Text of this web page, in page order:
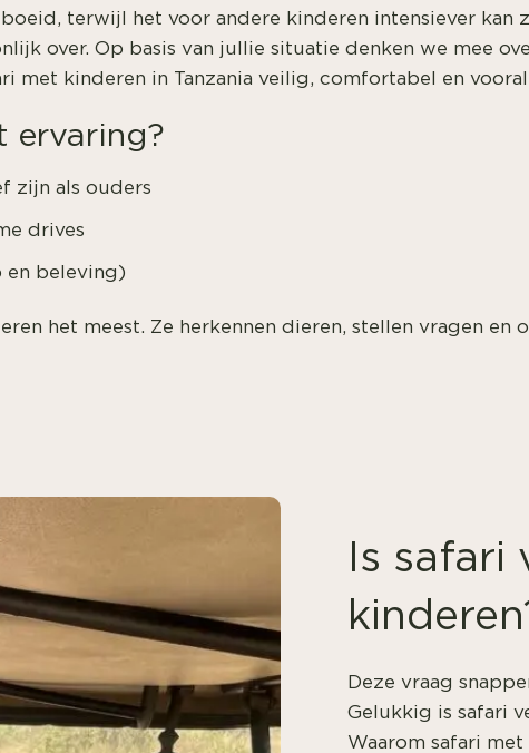
terwijl het voor andere kinderen intensiever kan
over. Op basis van jullie situatie denken we mee
met kinderen in Tanzania veilig, comfortabel en
ervaring?
zijn als ouders
drives
beleving)
het meest. Ze herkennen dieren, stellen vragen en
Is
Deze vraag
Gelukkig is safari
Waarom safari